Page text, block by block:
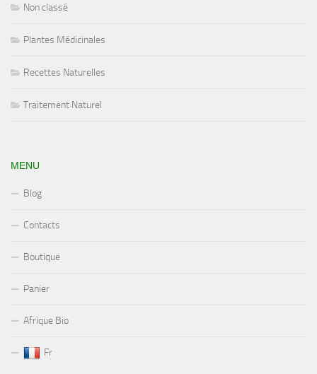
Non classé
Plantes Médicinales
Recettes Naturelles
Traitement Naturel
MENU
Blog
Contacts
Boutique
Panier
Afrique Bio
Fr